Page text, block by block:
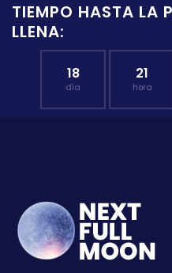
TIEMPO HASTA LA
LLENA:
18
día
21
hora